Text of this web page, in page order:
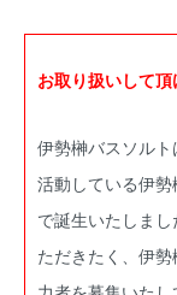
お取り扱いして頂
伊勢榊バスソル
活動している伊
で誕生いたしま
ただきたく、伊